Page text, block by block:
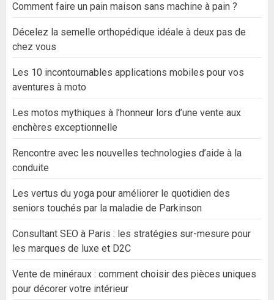
Comment faire un pain maison sans machine à pain ?
Décelez la semelle orthopédique idéale à deux pas de
chez vous
Les 10 incontournables applications mobiles pour vos
aventures à moto
Les motos mythiques à l’honneur lors d’une vente aux
enchères exceptionnelle
Rencontre avec les nouvelles technologies d’aide à la
conduite
Les vertus du yoga pour améliorer le quotidien des
seniors touchés par la maladie de Parkinson
Consultant SEO à Paris : les stratégies sur-mesure pour
les marques de luxe et D2C
Vente de minéraux : comment choisir des pièces uniques
pour décorer votre intérieur